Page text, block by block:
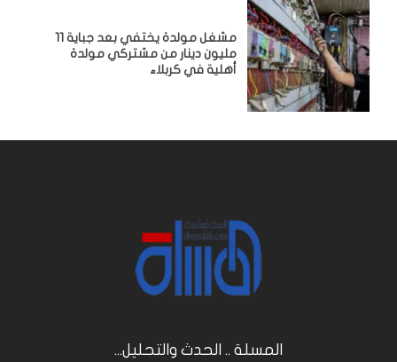
مشغل مولدة يختفي بعد جباية 11
مليون دينار من مشتركي مولدة
أهلية في كربلاء
المسلة .. الحدث والتحليل...